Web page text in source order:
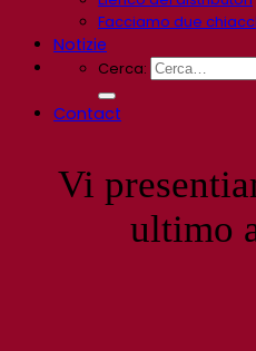
Facciamo due
Notizie
Cerca:
Contact
Vi
ultimo